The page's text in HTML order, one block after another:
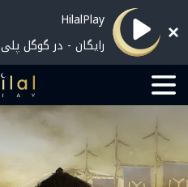
HilalPlay
رایگان - در گوگل پلی